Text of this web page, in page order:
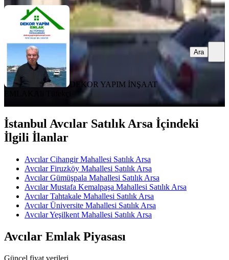
DEKOR YAPIM İNŞAAT
Ara
İstanbul Avcılar Satılık Arsa İçindeki
İlgili İlanlar
Avcılar Cihangir Mahallesi Satılık Arsa
Avcılar Firuzköy Mahallesi Satılık Arsa
Avcılar Gümüşpala Mahallesi Satılık Arsa
Avcılar Mustafa Kemalpaşa Mahallesi Satılık Arsa
Avcılar Tahtakale Mahallesi Satılık Arsa
Avcılar Üniversite Mahallesi Satılık Arsa
Avcılar Yeşilkent Mahallesi Satılık Arsa
Avcılar Emlak Piyasası
Güncel fiyat verileri